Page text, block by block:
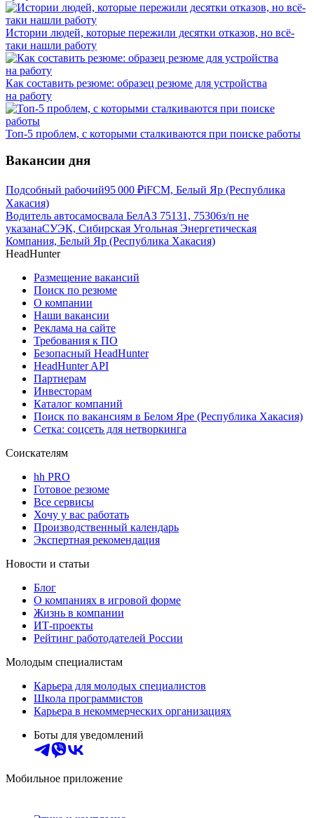
Истории людей, которые пережили десятки отказов, но всё-
таки нашли работу
Как составить резюме: образец резюме для устройства
на работу
Топ-5 проблем, с которыми сталкиваются при поиске работы
Вакансии дня
Подсобный рабочий95 000 ₽iFCM, Белый Яр (Республика
Хакасия)
Водитель автосамосвала БелАЗ 75131, 75306з/п не
указанаСУЭК, Сибирская Угольная Энергетическая
Компания, Белый Яр (Республика Хакасия)
HeadHunter
Размещение вакансий
Поиск по резюме
О компании
Наши вакансии
Реклама на сайте
Требования к ПО
Безопасный HeadHunter
HeadHunter API
Партнерам
Инвесторам
Каталог компаний
Поиск по вакансиям в Белом Яре (Республика Хакасия)
Сетка: соцсеть для нетворкинга
Соискателям
hh PRO
Готовое резюме
Все сервисы
Хочу у вас работать
Производственный календарь
Экспертная рекомендация
Новости и статьи
Блог
О компаниях в игровой форме
Жизнь в компании
ИТ-проекты
Рейтинг работодателей России
Молодым специалистам
Карьера для молодых специалистов
Школа программистов
Карьера в некоммерческих организациях
Боты для уведомлений
Мобильное приложение